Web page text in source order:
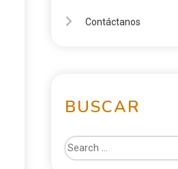
Contáctanos
BUSCAR